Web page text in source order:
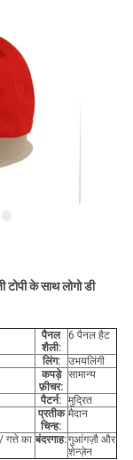
के साथ लोगो डी
पैनल
शैली:
6 पैनल हैट
लिंग:
उभयलिंगी
कपड़े
फ़ीचर:
सामान्य
पैटर्न: मुद्रित
प्रतीक
चिन्ह:
मैदान
का बंदरगाह:गुआंगज़ौ और
शेन्ज़ेन